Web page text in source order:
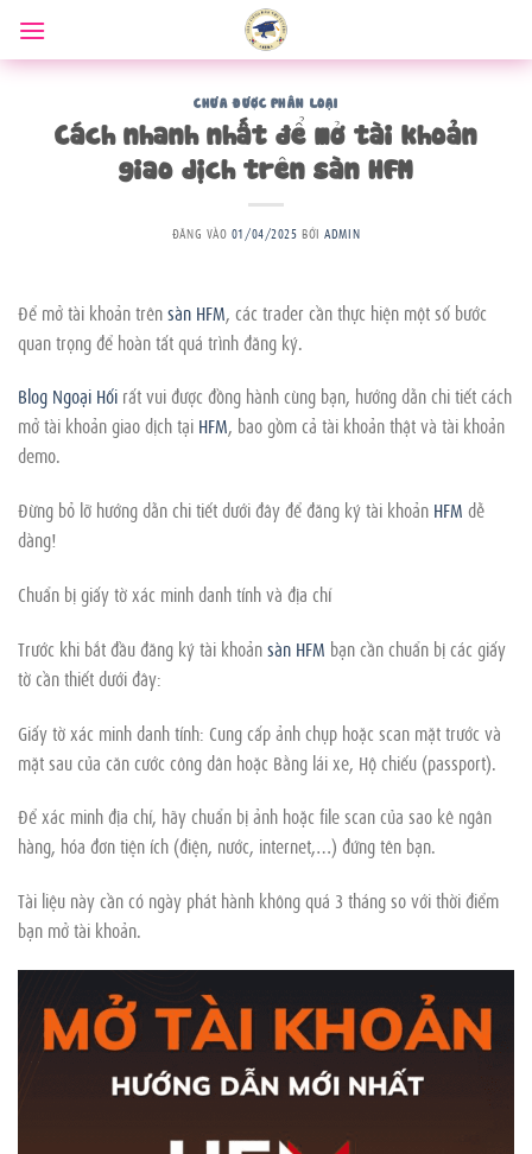
qua
nội
CHƯA ĐƯỢC PHÂN LOẠI
Cách nhanh nhất để mở tài khoản
giao dịch trên sàn HFM
ĐĂNG VÀO 01/04/2025 BỞIADMIN
Để mở tài khoản trênsàn HFM, các trader cần thực hiện một số bước
quan trọng để hoàn tất quá trình đăng ký.
Blog Ngoại Hối rất vui được đồng hành cùng bạn, hướng dẫn chi tiết cách
mở tài khoản giao dịch tại HFM, bao gồm cả tài khoản thật và tài khoản
demo.
Đừng bỏ lỡ hướng dẫn chi tiết dưới đây để đăng ký tài khoản HFM dễ
dàng!
Chuẩn bị giấy tờ xác minh danh tính và địa chỉ
Trước khi bắt đầu đăng ký tài khoảnsàn HFM bạn cần chuẩn bị các giấy
tờ cần thiết dưới đây:
Giấy tờ xác minh danh tính: Cung cấp ảnh chụp hoặc scan mặt trước và
mặt sau của căn cước công dân hoặc Bằng lái xe, Hộ chiếu (passport).
Để xác minh địa chỉ, hãy chuẩn bị ảnh hoặc file scan của sao kê ngân
hàng, hóa đơn tiện ích (điện, nước, internet,…) đứng tên bạn.
Tài liệu này cần có ngày phát hành không quá 3 tháng so với thời điểm
bạn mở tài khoản.